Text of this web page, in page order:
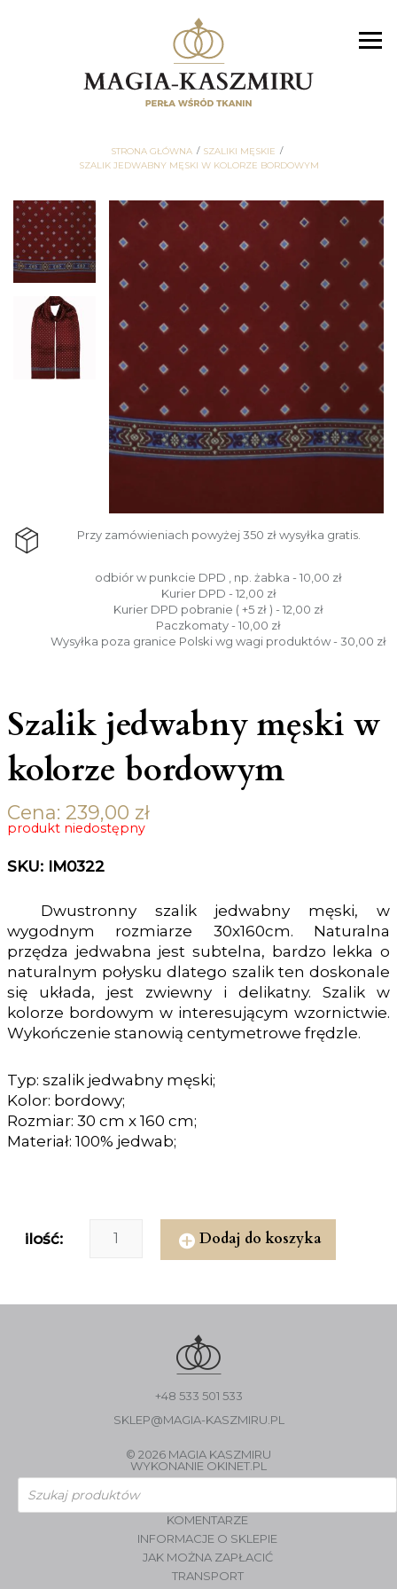
STRONA GŁÓWNA
SZALIKI MĘSKIE
SZALIK JEDWABNY MĘSKI W KOLORZE BORDOWYM
Przy zamówieniach powyżej 350 zł wysyłka gratis.
odbiór w punkcie DPD , np. żabka - 10,00 zł
Kurier DPD - 12,00 zł
Kurier DPD pobranie ( +5 zł ) - 12,00 zł
Paczkomaty - 10,00 zł
Wysyłka poza granice Polski wg wagi produktów - 30,00 zł
Szalik jedwabny męski w
kolorze bordowym
Cena: 239,00 zł
produkt niedostępny
SKU: IM0322
Dwustronny szalik jedwabny męski, w
wygodnym rozmiarze 30x160cm. Naturalna
przędza jedwabna jest subtelna, bardzo lekka o
naturalnym połysku dlatego szalik ten doskonale
się układa, jest zwiewny i delikatny. Szalik w
kolorze bordowym w interesującym wzornictwie.
Wykończenie stanowią centymetrowe frędzle.
Typ: szalik jedwabny męski;
Kolor: bordowy;
Rozmiar: 30 cm x 160 cm;
Materiał: 100% jedwab;
ilość: Dodaj do koszyka
+48 533 501 533
SKLEP@MAGIA-KASZMIRU.PL
© 2026 MAGIA KASZMIRU
WYKONANIE OKINET.PL
Wyszukiwarka
produktów
KOMENTARZE
INFORMACJE O SKLEPIE
JAK MOŻNA ZAPŁACIĆ
TRANSPORT